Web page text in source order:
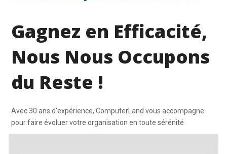
Gagnez en Efficacité,
Nous Nous Occupons
du Reste !
Avec 30 ans d'expérience, ComputerLand vous accompagne
pour faire évoluer votre organisation en toute sérénité